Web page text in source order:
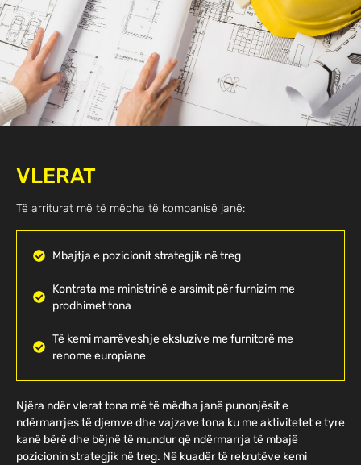
VLERAT
Të arriturat më të mëdha të kompanisë janë:
Mbajtja e pozicionit strategjik në treg
Kontrata me ministrinë e arsimit për furnizim me
prodhimet tona
Të kemi marrëveshje eksluzive me furnitorë me
renome europiane
Njëra ndër vlerat tona më të mëdha janë punonjësit e
ndërmarrjes të djemve dhe vajzave tona ku me aktivitetet e tyre
kanë bërë dhe bëjnë të mundur që ndërmarrja të mbajë
pozicionin strategjik në treg. Në kuadër të rekrutëve kemi